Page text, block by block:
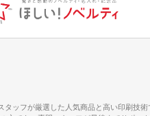
ッフが厳選した人気商品と高い印刷技